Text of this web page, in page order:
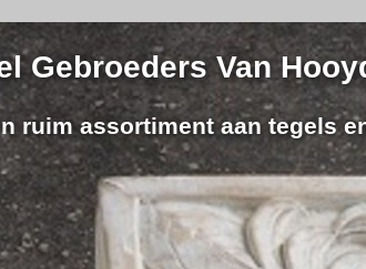
Gebroeders Van
ruim assortiment aantegels